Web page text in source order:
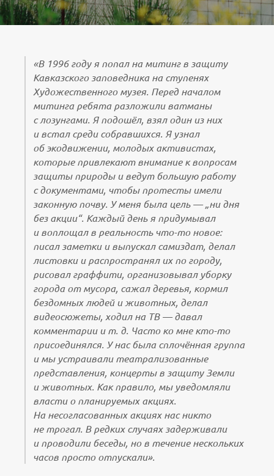
«В 1996 году я попал на митинг в защиту
Кавказского заповедника на ступенях
Художественного музея. Перед началом
митинга ребята разложили ватманы
с лозунгами. Я подошёл, взял один из них
и встал среди собравшихся. Я узнал
об экодвижении, молодых активистах,
которые привлекают внимание к вопросам
защиты природы и ведут большую работу
с документами, чтобы протесты имели
законную почву. У меня была цель — „ни дня
без акции“. Каждый день я придумывал
и воплощал в реальность что-то новое:
писал заметки и выпускал самиздат, делал
листовки и распространял их по городу,
рисовал граффити, организовывал уборку
города от мусора, сажал деревья, кормил
бездомных людей и животных, делал
видеосюжеты, ходил на ТВ — давал
комментарии и т. д. Часто ко мне кто-то
присоединялся. У нас была сплочённая группа
и мы устраивали театрализованные
представления, концерты в защиту Земли
и животных. Как правило, мы уведомляли
власти о планируемых акциях.
На несогласованных акциях нас никто
не трогал. В редких случаях задерживали
и проводили беседы, но в течение нескольких
часов просто отпускали».